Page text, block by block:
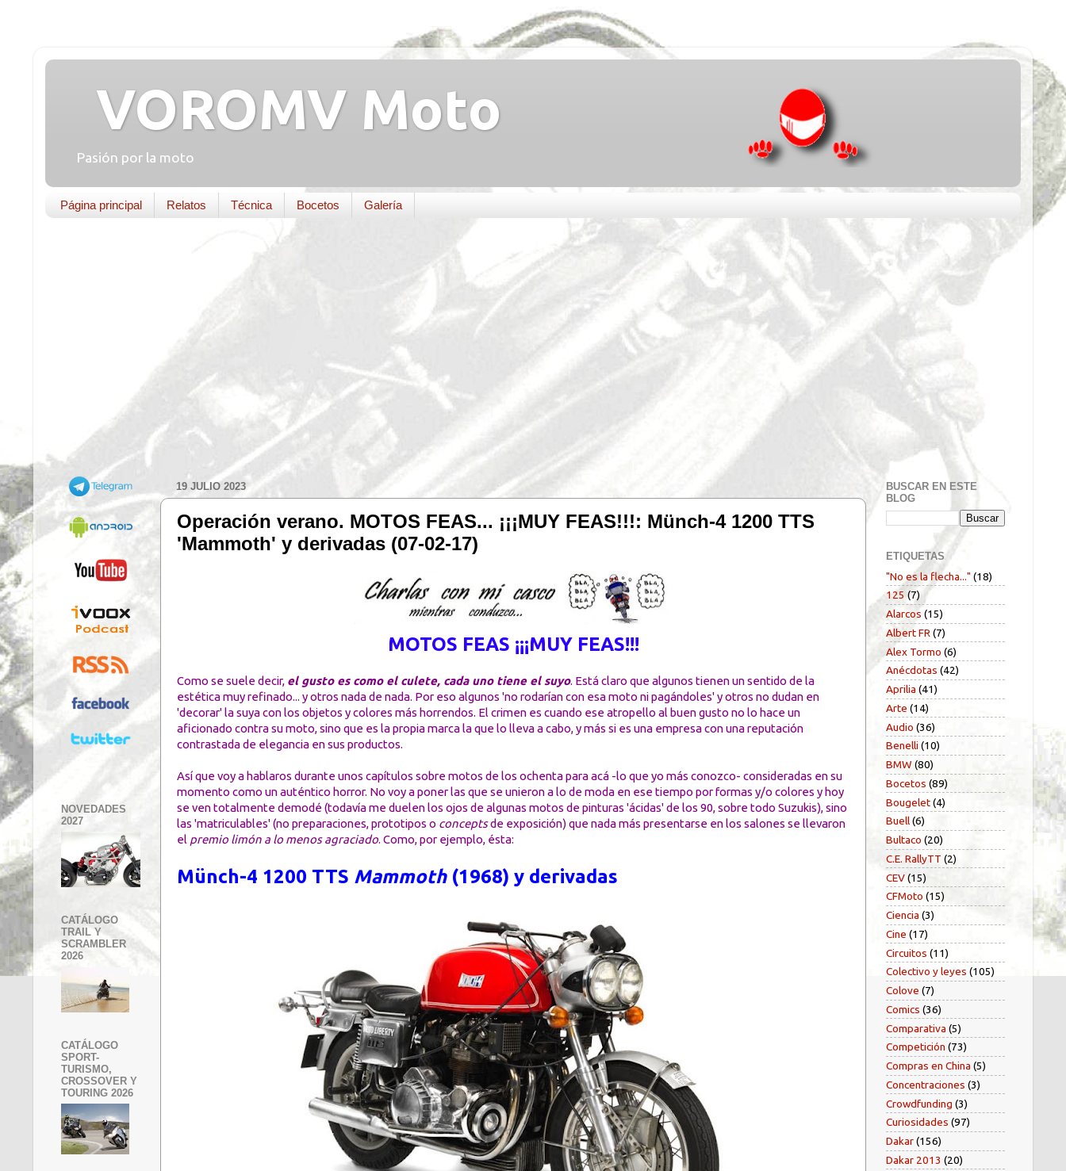
VOROMV Moto
Pasión por la moto
Página principal Relatos Técnica Bocetos Galería
19 JULIO 2023
Operación verano. MOTOS FEAS... ¡¡¡MUY FEAS!!!: Münch-4 1200 TTS
'Mammoth' y derivadas (07-02-17)
MOTOS FEAS ¡¡¡MUY FEAS!!!
Como se suele decir, el gusto es como el culete, cada uno tiene el suyo. Está claro que algunos tienen un sentido de la
estética muy refinado... y otros nada de nada. Por eso algunos 'no rodarían con esa moto ni pagándoles' y otros no dudan en
'decorar' la suya con los objetos y colores más horrendos. El crimen es cuando ese atropello al buen gusto no lo hace un
aficionado contra su moto, sino que es la propia marca la que lo lleva a cabo, y más si es una empresa con una reputación
contrastada de elegancia en sus productos.
Así que voy a hablaros durante unos capítulos sobre motos de los ochenta para acá -lo que yo más conozco- consideradas en su
momento como un auténtico horror. No voy a poner las que se unieron a lo de moda en ese tiempo por formas y/o colores y hoy
se ven totalmente demodé (todavía me duelen los ojos de algunas motos de pinturas 'ácidas' de los 90, sobre todo Suzukis), sino
las 'matriculables' (no preparaciones, prototipos o conceptsde exposición) que nada más presentarse en los salones se llevaron
el premio limón a lo menos agraciado. Como, por ejemplo, ésta:
Münch-4 1200 TTS Mammoth(1968) y derivadas
NOVEDADES
2027
CATÁLOGO
TRAIL Y
SCRAMBLER
2026
CATÁLOGO
SPORT-
TURISMO,
CROSSOVER Y
TOURING 2026
BUSCAR EN ESTE
BLOG
ETIQUETAS
"No es la flecha..." (18)
125 (7)
Alarcos (15)
Albert FR (7)
Alex Tormo (6)
Anécdotas (42)
Aprilia (41)
Arte (14)
Audio (36)
Benelli (10)
BMW (80)
Bocetos (89)
Bougelet(4)
Buell(6)
Bultaco (20)
C.E. RallyTT (2)
CEV(15)
CFMoto (15)
Ciencia (3)
Cine (17)
Circuitos (11)
Colectivo y leyes (105)
Colove (7)
Comics (36)
Comparativa (5)
Competición (73)
Compras en China (5)
Concentraciones (3)
Crowdfunding (3)
Curiosidades (97)
Dakar(156)
Dakar 2013 (20)